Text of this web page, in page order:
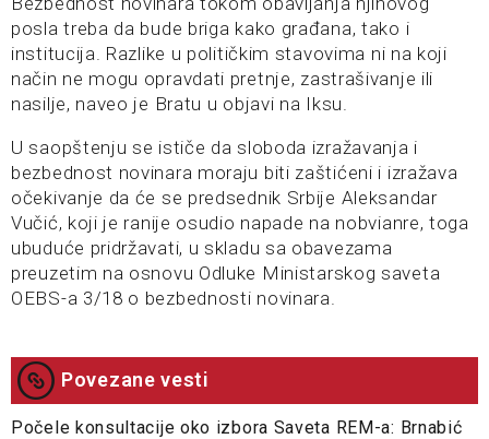
posla treba da bude briga kako građana, tako i
institucija. Razlike u političkim stavovima ni na koji
način ne mogu opravdati pretnje, zastrašivanje ili
nasilje, naveo je Bratu u objavi na Iksu.
U saopštenju se ističe da sloboda izražavanja i
bezbednost novinara moraju biti zaštićeni i izražava
očekivanje da će se predsednik Srbije Aleksandar
Vučić, koji je ranije osudio napade na nobvianre, toga
ubuduće pridržavati, u skladu sa obavezama
preuzetim na osnovu Odluke Ministarskog saveta
OEBS-a 3/18 o bezbednosti novinara.
Povezane vesti
Počele konsultacije oko izbora Saveta REM-a: Brnabić